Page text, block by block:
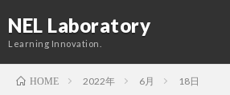
NEL Laboratory
Learning Innovation.
HOME 2022年 6月 18日